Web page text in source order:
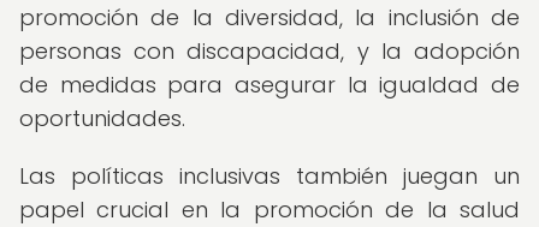
promoción de la diversidad, la inclusión de
personas con discapacidad, y la adopción
de medidas para asegurar la igualdad de
oportunidades.
Las políticas inclusivas también juegan un
papel crucial en la promoción de la salud